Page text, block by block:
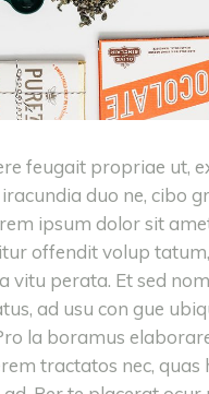
feugait propriae ut,
duo ne, cibo
ipsum dolor sit
offendit volup
vitu perata. Et sed
ad usu con gue
la boramus
tractatos nec, quas